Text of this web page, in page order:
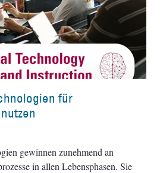
für
gewinnen zunehmend an
in allen Lebensphasen. Sie